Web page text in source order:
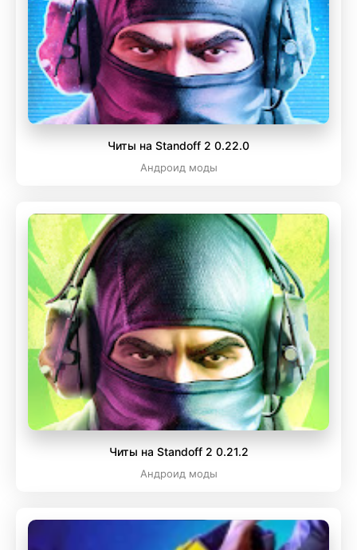
Читы на Standoff 2 0.22.0
Андроид моды
Читы на Standoff 2 0.21.2
Андроид моды